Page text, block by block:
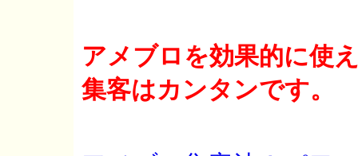
アメブロを効果的に使
集客はカンタンです。